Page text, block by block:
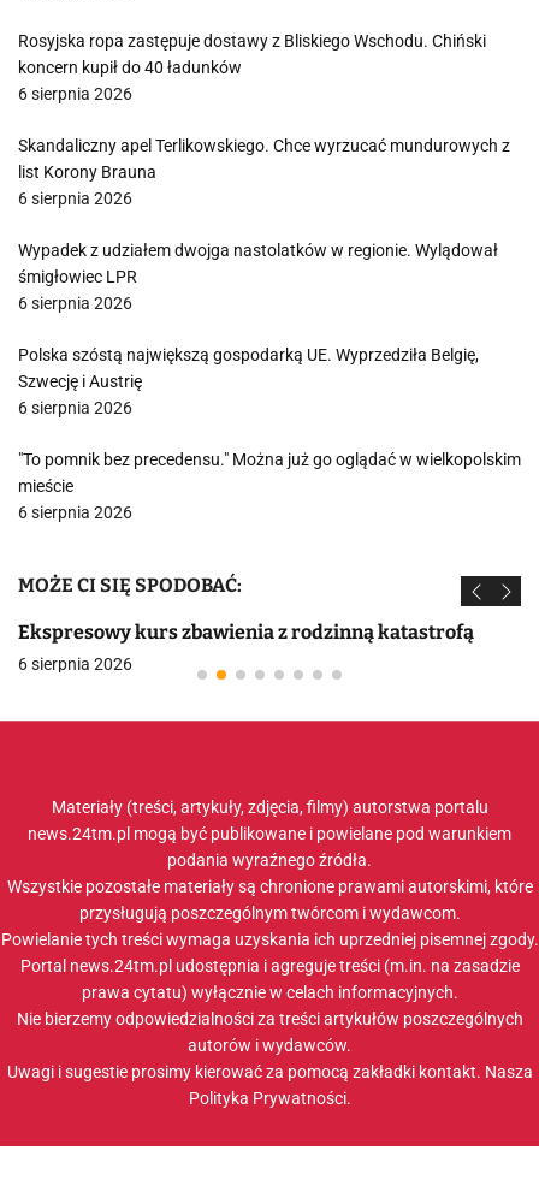
Rosyjska ropa zastępuje dostawy z Bliskiego Wschodu. Chiński
koncern kupił do 40 ładunków
6 sierpnia 2026
Skandaliczny apel Terlikowskiego. Chce wyrzucać mundurowych z
list Korony Brauna
6 sierpnia 2026
Wypadek z udziałem dwojga nastolatków w regionie. Wylądował
śmigłowiec LPR
6 sierpnia 2026
Polska szóstą największą gospodarką UE. Wyprzedziła Belgię,
Szwecję i Austrię
6 sierpnia 2026
"To pomnik bez precedensu." Można już go oglądać w wielkopolskim
mieście
6 sierpnia 2026
MOŻE CI SIĘ SPODOBAĆ:
Ekspresowy kurs zbawienia z rodzinną katastrofą
6 sierpnia 2026
Materiały (treści, artykuły, zdjęcia, filmy) autorstwa portalu
news.24tm.pl mogą być publikowane i powielane pod warunkiem
podania wyraźnego źródła.
Wszystkie pozostałe materiały są chronione prawami autorskimi, które
przysługują poszczególnym twórcom i wydawcom.
Powielanie tych treści wymaga uzyskania ich uprzedniej pisemnej zgody.
Portal news.24tm.pl udostępnia i agreguje treści (m.in. na zasadzie
prawa cytatu) wyłącznie w celach informacyjnych.
Nie bierzemy odpowiedzialności za treści artykułów poszczególnych
autorów i wydawców.
Uwagi i sugestie prosimy kierować za pomocą zakładki kontakt. Nasza
Polityka Prywatności.